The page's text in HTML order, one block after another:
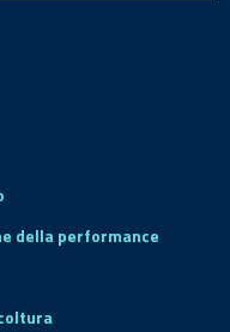
della performance